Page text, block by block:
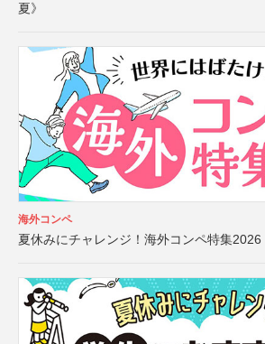
夏》
海外コンペ
夏休みにチャレンジ！海外コンペ特集2026